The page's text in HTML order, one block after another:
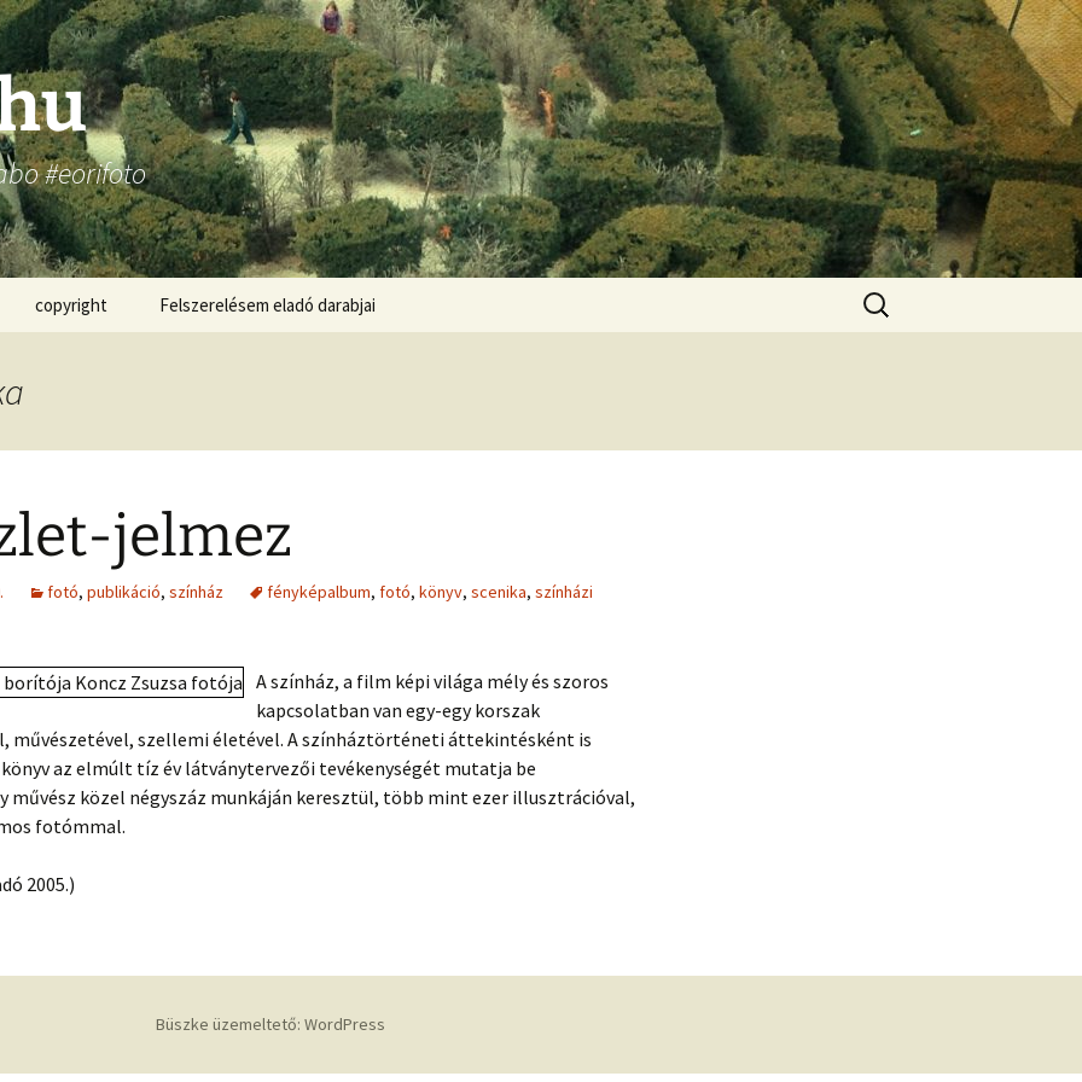
#eorifoto
copyright Felszerelésem eladó darabjai
Keresés:
jelmez
fotó, publikáció, színház fényképalbum, fotó, könyv, scenika, színházi
A színház, a film képi világa mély és szoros
kapcsolatban van egy-egy korszak
művészetével, szellemi életével. A színháztörténeti áttekintésként is
az elmúlt tíz év látványtervezői tevékenységét mutatja be
művész közel négyszáz munkáján keresztül, több mint ezer illusztrációval,
fotómmal.
2005.)
Büszke üzemeltető: WordPress